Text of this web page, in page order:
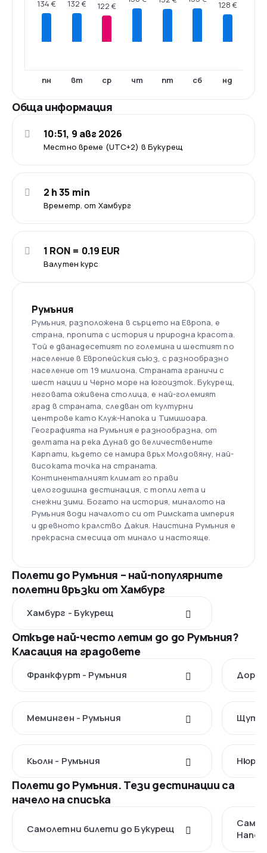
134 €
пн
132 €
вт
122 €
ср чт пт сб
128 €
нд
Обща информация
Местно време (UTC+2) в Букурещ
10:51, 9 авг 2026
Времетр. от Хамбург
2 h 35 min
Валутен курс
1 RON = 0.19 EUR
Румъния
Румъния, разположена в сърцето на Европа, е
страна, пропита с история и природна красота.
Той е дванадесетият по големина и шестият по
население в Европейския съюз, с разнообразно
население от 19 милиона. Страната граничи с
шест нации и Черно море на югоизток. Букурещ,
неговата оживена столица, е най-големият
град в страната, следван от културни
центрове като Клуж-Напока и Тимишоара.
Географията на Румъния е разнообразна, от
делтата на река Дунав до величествените
Карпати, където се намира връх Молдовяну, най-
високата точка на страната.
Континенталният климат го прави
целогодишна дестинация, с топли лета и
снежни зими. Богато на история, миналото на
Румъния води началото си от Римската империя
и древното кралство Дакия. Наистина Румъния е
прекрасна смесица от минало и настояще.
Полети до Румъния – най-популярните
полетни връзки от Хамбург
Хамбург - Букурещ
Откъде най-често летим до до Румъния?
Класация на градовете
Франкфурт - Румъния
Меминген - Румъния
Кьолн - Румъния
Полети до Румъния. Тези дестинации са
начело на списъка
Самолетни билети до Букурещ